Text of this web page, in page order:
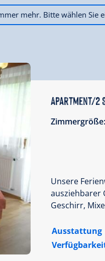
mehr. Bitte wählen Sie
Apartment/2
Zimmergröße:
Unsere
ausziehbarer
Geschirr,
Ausstattung